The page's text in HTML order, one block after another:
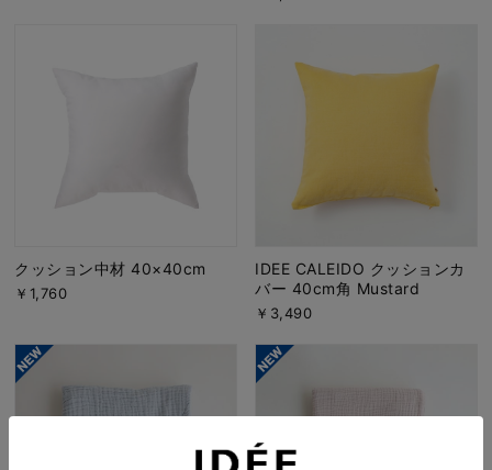
クッション中材 40×40cm
￥1,760
IDEE CALEIDO クッションカ
バー 40cm角 Mustard
￥3,490